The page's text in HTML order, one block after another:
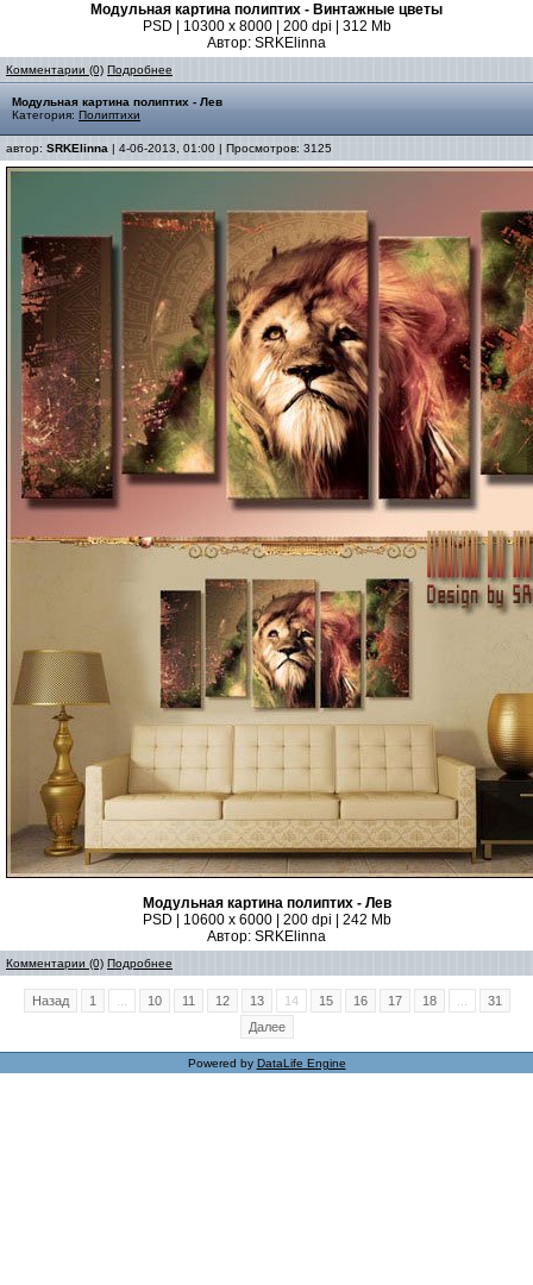
Модульная картина полиптих - Винтажные цветы
PSD | 10300 x 8000 | 200 dpi | 312 Mb
Автор: SRKElinna
Комментарии (0) Подробнее
Модульная картина полиптих - Лев
Категория: Полиптихи
автор: SRKElinna | 4-06-2013, 01:00 | Просмотров: 3125
Модульная картина полиптих - Лев
PSD | 10600 x 6000 | 200 dpi | 242 Mb
Автор: SRKElinna
Комментарии (0) Подробнее
Назад 1 10 11 12 13 14 15 16 17 18
31
Далее
Powered by DataLife Engine